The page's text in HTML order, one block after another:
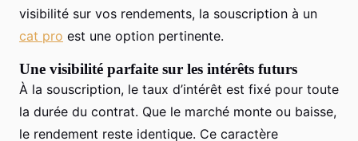
visibilité sur vos rendements, la souscription à un
cat pro est une option pertinente.
Une visibilité parfaite sur les intérêts futurs
À la souscription, le taux d’intérêt est fixé pour toute
la durée du contrat. Que le marché monte ou baisse,
le rendement reste identique. Ce caractère